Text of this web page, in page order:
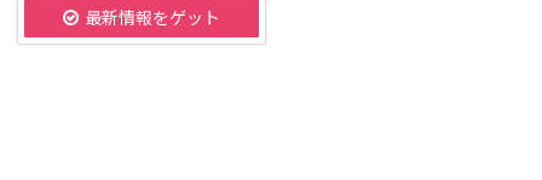
最新情報をゲット